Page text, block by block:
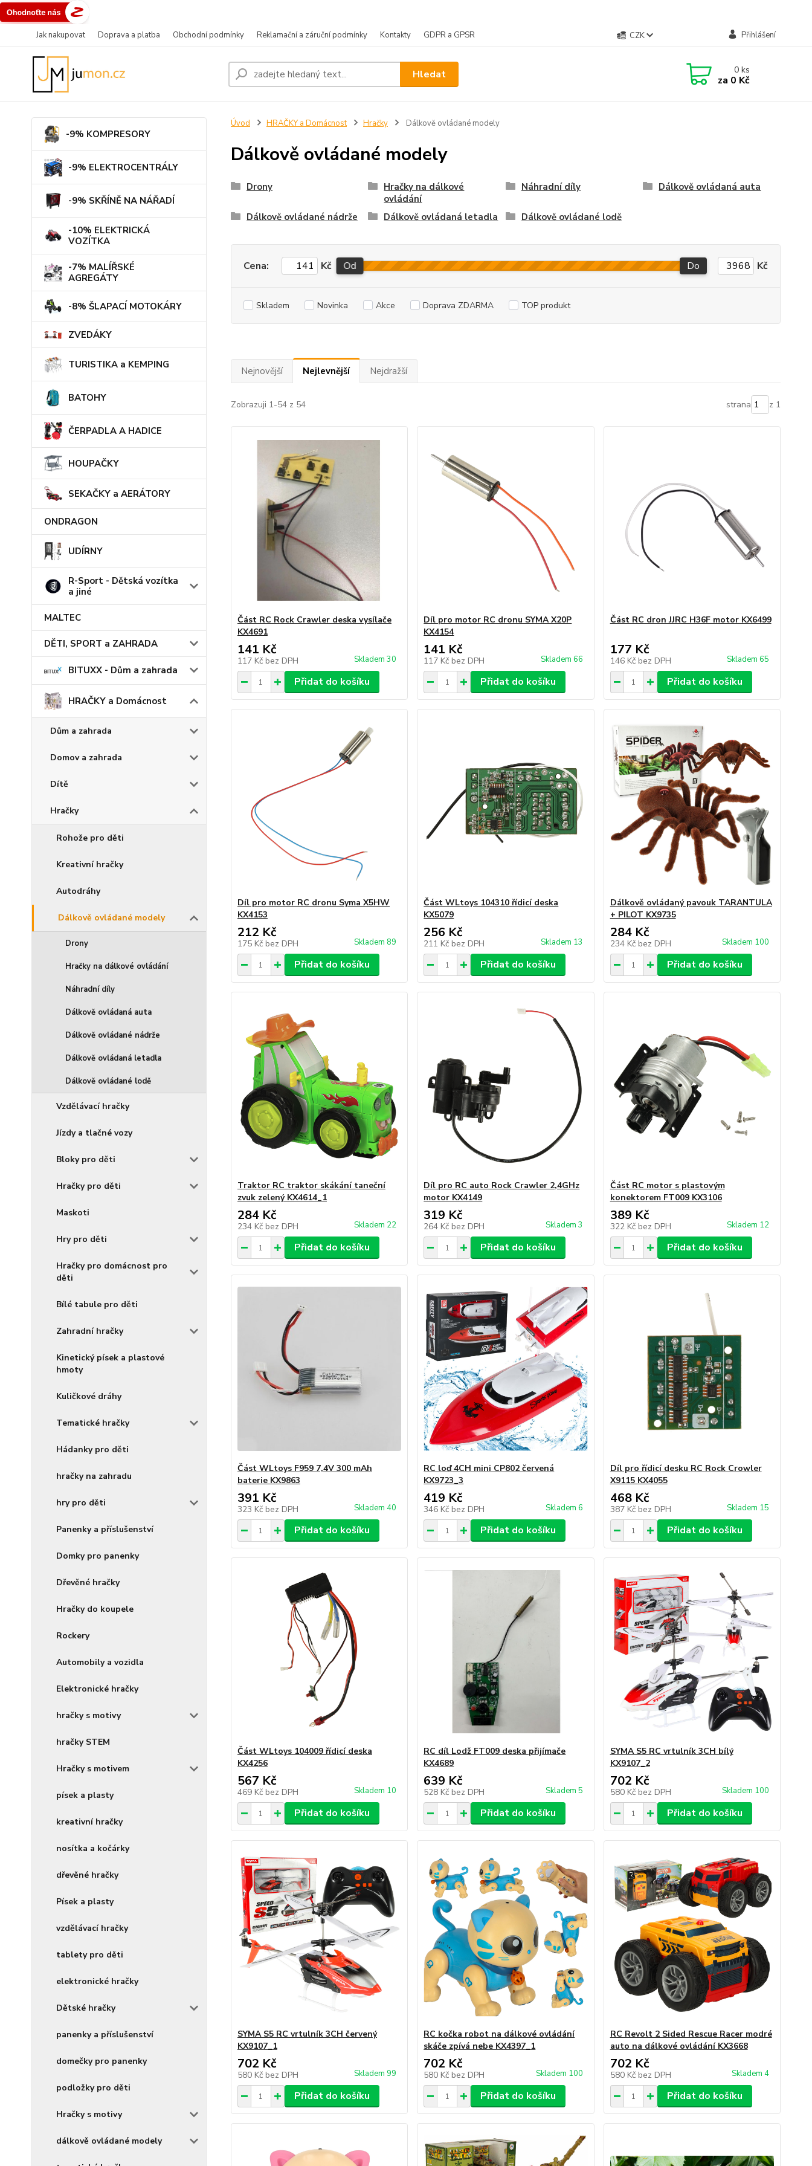
Jak nakupovat Doprava a platba Obchodní podmínky Reklamační a záruční podmínky Kontakty GDPR a GPSR CZK Přihlášení
Hledat 0ks
za 0 Kč
-9% KOMPRESORY
-9% ELEKTROCENTRÁLY
-9% SKŘÍNĚ NA NÁŘADÍ
-10% ELEKTRICKÁ
VOZÍTKA
-7% MALÍŘSKÉ
AGREGÁTY
-8% ŠLAPACÍ MOTOKÁRY
ZVEDÁKY
TURISTIKA a KEMPING
BATOHY
ČERPADLA A HADICE
HOUPAČKY
SEKAČKY a AERÁTORY
ONDRAGON
UDÍRNY
R-Sport - Dětská vozítka
a jiné
MALTEC
DĚTI, SPORT a ZAHRADA
BITUXX - Dům a zahrada
HRAČKY a Domácnost
Dům a zahrada
Domov a zahrada
Dítě
Hračky
Rohože pro děti
Kreativní hračky
Autodráhy
Dálkově ovládané modely
Drony
Hračky na dálkové ovládání
Náhradní díly
Dálkově ovládaná auta
Dálkově ovládané nádrže
Dálkově ovládaná letadla
Dálkově ovládané lodě
Vzdělávací hračky
Jízdy a tlačné vozy
Bloky pro děti
Hračky pro děti
Maskoti
Hry pro děti
Hračky pro domácnost pro
děti
Bílé tabule pro děti
Zahradní hračky
Kinetický písek a plastové
hmoty
Kuličkové dráhy
Tematické hračky
Hádanky pro děti
hračky na zahradu
hry pro děti
Panenky a příslušenství
Domky pro panenky
Dřevěné hračky
Hračky do koupele
Rockery
Automobily a vozidla
Elektronické hračky
hračky s motivy
hračky STEM
Hračky s motivem
písek a plasty
kreativní hračky
nosítka a kočárky
dřevěné hračky
Písek a plasty
vzdělávací hračky
tablety pro děti
elektronické hračky
Dětské hračky
panenky a příslušenství
domečky pro panenky
podložky pro děti
Hračky s motivy
dálkově ovládané modely
Úvod HRAČKY a Domácnost Hračky Dálkově ovládané modely
Dálkově ovládané modely
Drony
Hračky na dálkové
ovládání
Náhradní díly Dálkově ovládaná auta
Dálkově ovládané nádrže Dálkově ovládaná letadla Dálkově ovládané lodě
Cena: Kč Od Do Kč
Skladem Novinka Akce Doprava ZDARMA TOP produkt
Nejnovější Nejlevnější Nejdražší
Zobrazuji 1-54 z 54 strana z 1
Část RC Rock Crawler deska vysílače
KX4691
141 Kč
117 Kč bez DPH Skladem 30
Přidat do košíku
Díl pro motor RC dronu SYMA X20P
KX4154
141 Kč
117 Kč bez DPH Skladem 66
Přidat do košíku
Část RC dron JJRC H36F motor KX6499
177 Kč
146 Kč bez DPH Skladem 65
Přidat do košíku
Díl pro motor RC dronu Syma X5HW
KX4153
212 Kč
175 Kč bez DPH Skladem 89
Přidat do košíku
Část WLtoys 104310 řídicí deska
KX5079
256 Kč
211 Kč bez DPH Skladem 13
Přidat do košíku
Dálkově ovládaný pavouk TARANTULA
+ PILOT KX9735
284 Kč
234 Kč bez DPH Skladem 100
Přidat do košíku
Traktor RC traktor skákání taneční
zvuk zelený KX4614_1
284 Kč
234 Kč bez DPH Skladem 22
Přidat do košíku
Díl pro RC auto Rock Crawler 2,4GHz
motor KX4149
319 Kč
264 Kč bez DPH Skladem 3
Přidat do košíku
Část RC motor s plastovým
konektorem FT009 KX3106
389 Kč
322 Kč bez DPH Skladem 12
Přidat do košíku
Část WLtoys F959 7,4V 300 mAh
baterie KX9863
391 Kč
323 Kč bez DPH Skladem 40
Přidat do košíku
RC loď 4CH mini CP802 červená
KX9723_3
419 Kč
346 Kč bez DPH Skladem 6
Přidat do košíku
Díl pro řídicí desku RC Rock Crowler
X9115 KX4055
468 Kč
387 Kč bez DPH Skladem 15
Přidat do košíku
Část WLtoys 104009 řídicí deska
KX4256
567 Kč
469 Kč bez DPH Skladem 10
Přidat do košíku
RC díl Lodž FT009 deska přijímače
KX4689
639 Kč
528 Kč bez DPH Skladem 5
Přidat do košíku
SYMA S5 RC vrtulník 3CH bílý
KX9107_2
702 Kč
580 Kč bez DPH Skladem 100
Přidat do košíku
SYMA S5 RC vrtulník 3CH červený
KX9107_1
702 Kč
580 Kč bez DPH Skladem 99
Přidat do košíku
RC kočka robot na dálkové ovládání
skáče zpívá nebe KX4397_1
702 Kč
580 Kč bez DPH Skladem 100
Přidat do košíku
RC Revolt 2 Sided Rescue Racer modré
auto na dálkové ovládání KX3668
702 Kč
580 Kč bez DPH Skladem 4
Přidat do košíku